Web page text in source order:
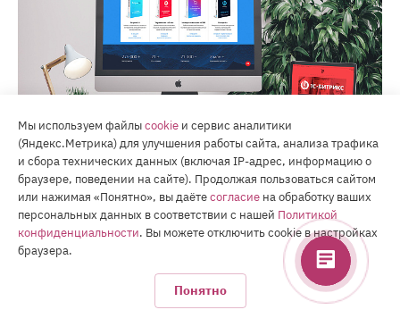
О компании РуМастер
Мы используем файлыcookie и сервис аналитики
(Яндекс.Метрика) для улучшения работы сайта, анализа трафика
и сбора технических данных (включая IP-адрес, информацию о
браузере, поведении на сайте). Продолжая пользоваться сайтом
или нажимая «Понятно», вы даётесогласие на обработку ваших
персональных данных в соответствии с нашей Политикой
конфиденциальности. Вы можете отключить cookie в настройках
браузера.
Понятно